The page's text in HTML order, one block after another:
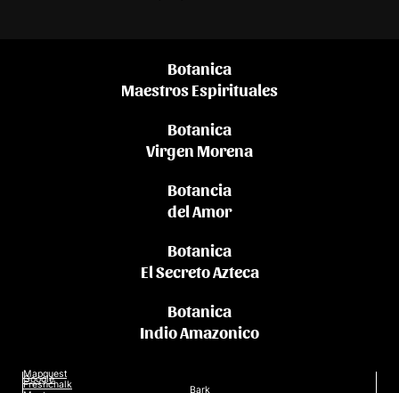
Botanica
Maestros Espirituales
Botanica
Virgen Morena
Botancia
del Amor
Botanica
El Secreto Azteca
Botanica
Indio Amazonico
Mapquest
Google
Freshchalk Bark